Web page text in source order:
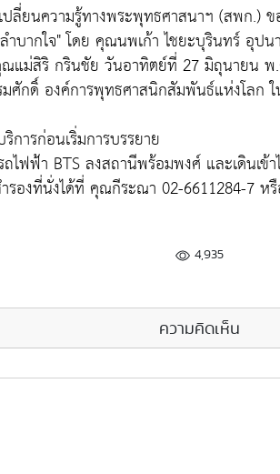
ลี่ยนความรู้ทางพระพุทธศาสนาฯ (สพก.) ข
ำบากใจ" โดย คุณนพเก้า ไชยะบุรินทร์ อุป
แม่สิริ กรินชัย วันอาทิตย์ที่ 27 มิถุนายน พ
ศักดิ์ องค์การพุทธศาสนิกสัมพันธ์แห่งโลก
ารก่อนเริ่มการบรรยาย
ถไฟฟ้า BTS ลงสถานีพร้อมพงศ์ และเดินเ
องที่นั่งได้ที่ คุณกีระณา 02-6611284-7 ห
4,935
ความคิดเห็น